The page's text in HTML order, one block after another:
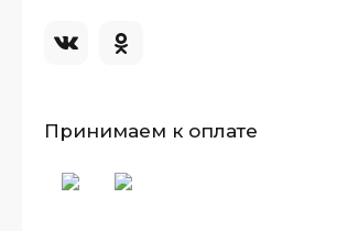
Принимаем к оплате